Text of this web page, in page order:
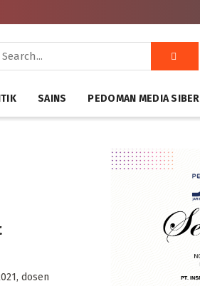
SAINS PEDOMAN MEDIA SIBER
dosen